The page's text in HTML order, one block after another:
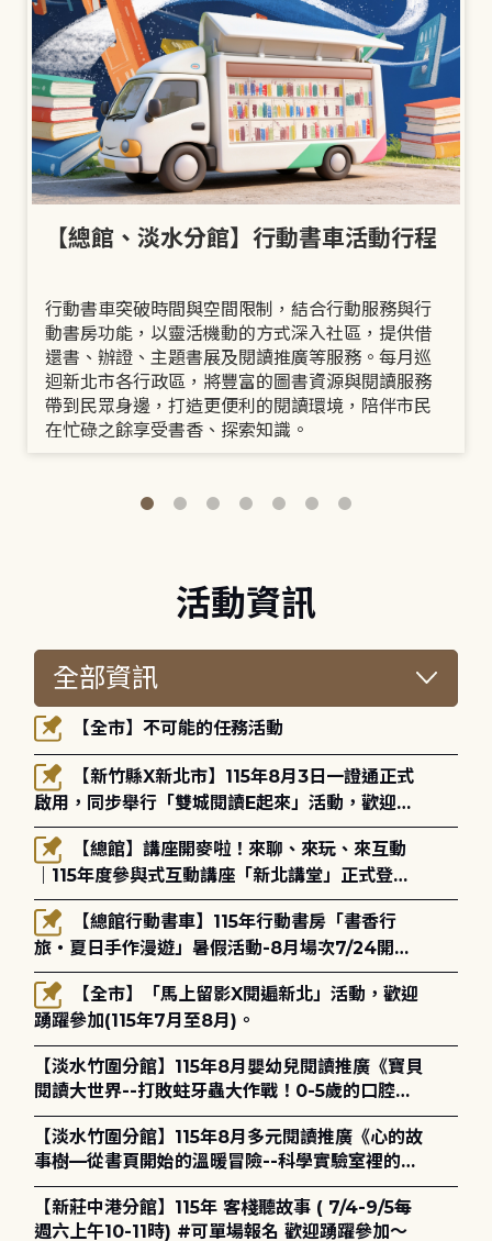
【總館、淡水分館】行動書車活動行程
行動書車突破時間與空間限制，結合行動服務與行
動書房功能，以靈活機動的方式深入社區，提供借
還書、辦證、主題書展及閱讀推廣等服務。每月巡
迴新北市各行政區，將豐富的圖書資源與閱讀服務
帶到民眾身邊，打造更便利的閱讀環境，陪伴市民
在忙碌之餘享受書香、探索知識。
活動資訊
【全市】不可能的任務活動
啟用，同步舉行「雙城閱讀E起來」活動，歡迎踴
躍參加(115年8月3日至10月4日)。
｜115年度參與式互動講座「新北講堂」正式登
場！
旅・夏日手作漫遊」暑假活動-8月場次7/24開始
報名
踴躍參加(115年7月至8月)。
【淡水竹圍分館】115年8月嬰幼兒閱讀推廣《寶貝
閱讀大世界--打敗蛀牙蟲大作戰！0-5歲的口腔照
護全攻略》
【淡水竹圍分館】115年8月多元閱讀推廣《心的故
事樹—從書頁開始的溫暖冒險--科學實驗室裡的放
電章魚》
【新莊中港分館】115年 客棧聽故事 ( 7/4-9/5每
週六上午10-11時) #可單場報名 歡迎踴躍參加～